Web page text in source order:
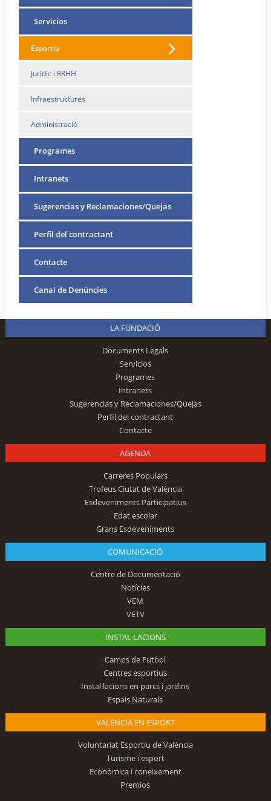
Servicios
Esportiu
Jurídic i RRHH
Infraestructures
Administració
Programes
Intranets
Sugerencias y Reclamaciones/Quejas
Perfil del contractant
Contacte
Canal de Denúncies
LA FUNDACIÓ
Documents Legals
Servicios
Programes
Intranets
Sugerencias y Reclamaciones/Quejas
Perfil del contractant
Contacte
AGENDA
Carreres Populars
Trofeus Ciutat de València
Esdeveniments Participatius
Edat escolar
Grans Esdeveniments
COMUNICACIÓ
Centre de Documentació
Notícies
VEM
VETV
INSTAL·LACIONS
Camps de Futbol
Centres esportius
Instal·lacions en parcs i jardins
Espais Naturals
VALÈNCIA EN ESPORT
Voluntariat Esportiu de València
Turisme i esport
Econòmica i coneixement
Premios